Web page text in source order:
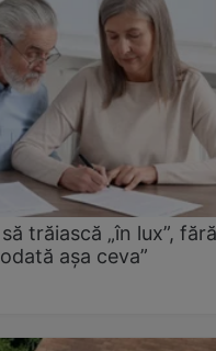
trăiască „în lux”, fără
așa ceva”